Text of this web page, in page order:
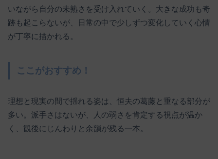
いながら自分の未熟さを受け入れていく。大きな成功も奇
跡も起こらないが、日常の中で少しずつ変化していく心情
が丁寧に描かれる。
ここがおすすめ！
理想と現実の間で揺れる姿は、恒夫の葛藤と重なる部分が
多い。派手さはないが、人の弱さを肯定する視点が温か
く、観後にじんわりと余韻が残る一本。